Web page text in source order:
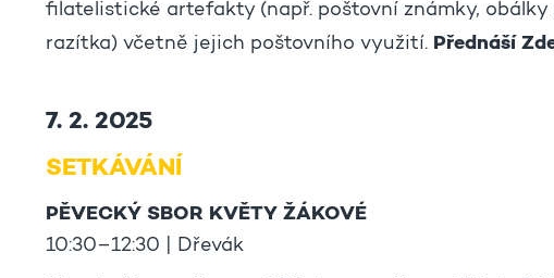
filatelistické artefakty (např. poštovní známky,
razítka) včetně jejich poštovního využití. Přednáší
7. 2. 2025
SETKÁVÁNÍ
PĚVECKÝ SBOR KVĚTY ŽÁKOVÉ
10:30–12:30 | Dřevák